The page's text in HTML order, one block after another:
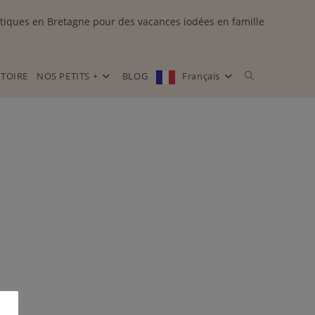
en Bretagne pour des vacances iodées en famille
NOS PETITS + BLOG Français